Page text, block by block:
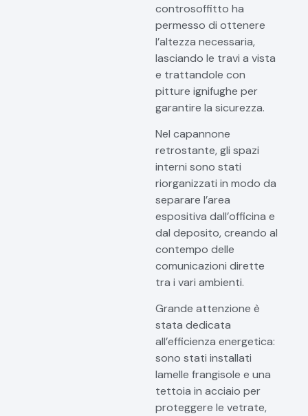
controsoffitto ha
permesso di ottenere
l’altezza necessaria,
lasciando le travi a vista
e trattandole con
pitture ignifughe per
garantire la sicurezza.
Nel capannone
retrostante, gli spazi
interni sono stati
riorganizzati in modo da
separare l’area
espositiva dall’officina e
dal deposito, creando al
contempo delle
comunicazioni dirette
tra i vari ambienti.
Grande attenzione è
stata dedicata
all’efficienza energetica:
sono stati installati
lamelle frangisole e una
tettoia in acciaio per
proteggere le vetrate,